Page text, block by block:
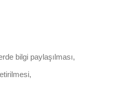
bilgi paylaşılması,